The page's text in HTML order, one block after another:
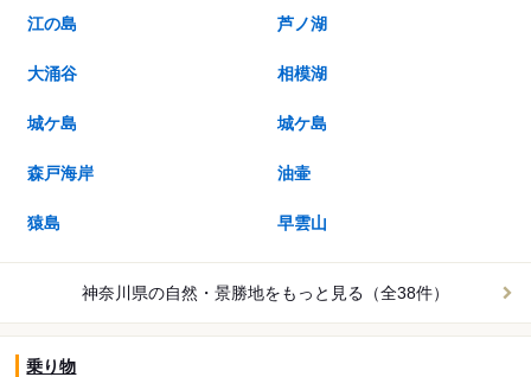
江の島 芦ノ湖
大涌谷 相模湖
城ケ島 城ケ島
森戸海岸 油壷
猿島 早雲山
神奈川県の自然・景勝地をもっと見る（全38件）
乗り物